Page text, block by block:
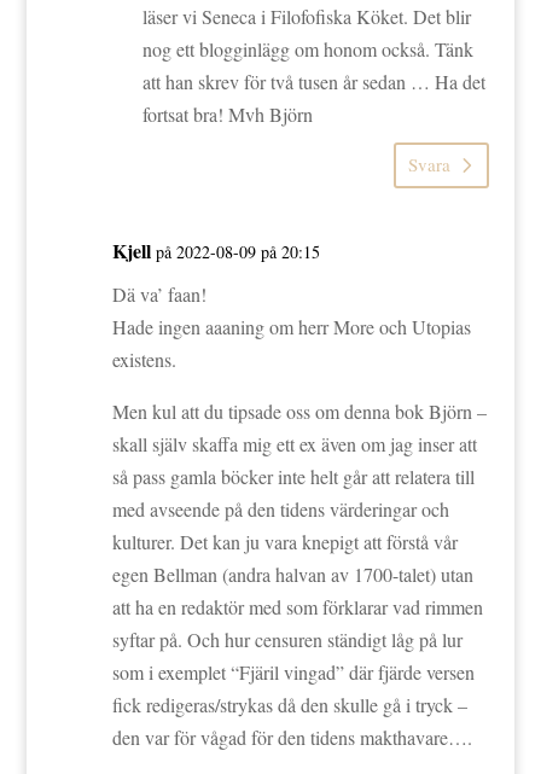
läser vi Seneca i Filofofiska Köket. Det blir
nog ett blogginlägg om honom också. Tänk
att han skrev för två tusen år sedan … Ha det
fortsat bra! Mvh Björn
Svara
Kjell på 2022-08-09 på 20:15
Dä va’ faan!
Hade ingen aaaning om herr More och Utopias
existens.
Men kul att du tipsade oss om denna bok Björn –
skall själv skaffa mig ett ex även om jag inser att
så pass gamla böcker inte helt går att relatera till
med avseende på den tidens värderingar och
kulturer. Det kan ju vara knepigt att förstå vår
egen Bellman (andra halvan av 1700-talet) utan
att ha en redaktör med som förklarar vad rimmen
syftar på. Och hur censuren ständigt låg på lur
som i exemplet “Fjäril vingad” där fjärde versen
fick redigeras/strykas då den skulle gå i tryck –
den var för vågad för den tidens makthavare….